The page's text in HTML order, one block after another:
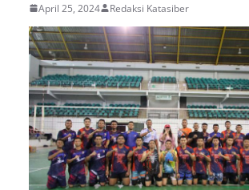
April 25, 2024 Redaksi Katasiber